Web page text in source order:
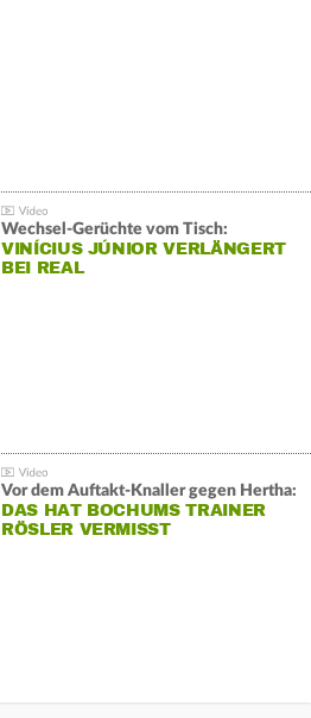
Wechsel-Gerüchte vom Tisch:
VINÍCIUS JÚNIOR VERLÄNGERT
BEI REAL
Vor dem Auftakt-Knaller gegen Hertha:
DAS HAT BOCHUMS TRAINER
RÖSLER VERMISST